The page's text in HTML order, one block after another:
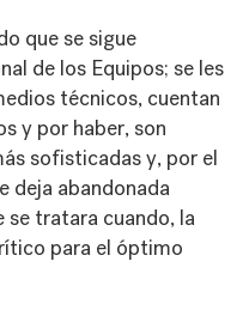
que se sigue
de los Equipos; se les
técnicos, cuentan
y por haber, son
sofisticadas y, por el
deja abandonada
se tratara cuando, la
para el óptimo